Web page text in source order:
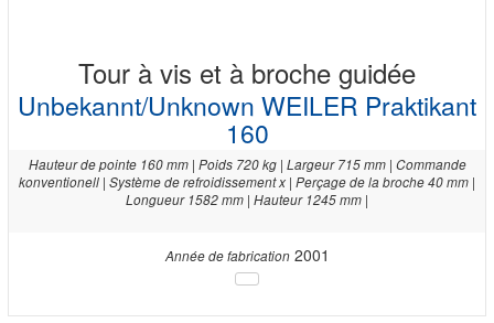
Tour à vis et à broche guidée
Unbekannt/Unknown WEILER Praktikant
160
Hauteur de pointe 160 mm | Poids 720 kg | Largeur 715 mm | Commande
konventionell | Système de refroidissement x | Perçage de la broche 40 mm |
Longueur 1582 mm | Hauteur 1245 mm |
Année de fabrication2001